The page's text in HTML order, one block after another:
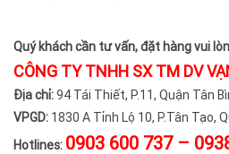
Quý khách cần tư vấn, đặt hàng vui
CÔNG TY TNHH SX TM DV
Địa chỉ:94 Tái Thiết, P.11, Quận Tân
VPGD: 1830 A Tỉnh Lộ 10, P.Tân Tạo,
Hotlines: 0903 600 737 –